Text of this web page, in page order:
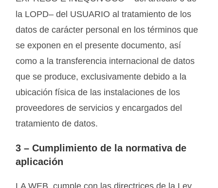
la LOPD– del USUARIO al tratamiento de los
datos de carácter personal en los términos que
se exponen en el presente documento, así
como a la transferencia internacional de datos
que se produce, exclusivamente debido a la
ubicación física de las instalaciones de los
proveedores de servicios y encargados del
tratamiento de datos.
3 –Cumplimiento de la normativa de
aplicación
LA WEB cumple con las directrices de la Ley